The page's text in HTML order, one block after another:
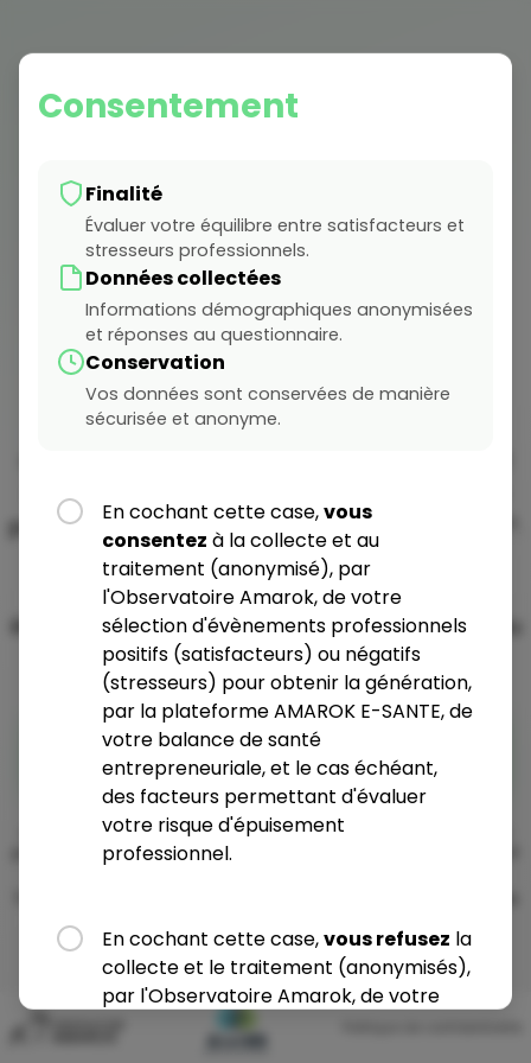
Consentement
Finalité
Évaluer votre équilibre entre satisfacteurs et
stresseurs professionnels.
Données collectées
Informations démographiques anonymisées
et réponses au questionnaire.
Conservation
Vos données sont conservées de manière
sécurisée et anonyme.
En cochant cette case,vous
consentez à la collecte et au
traitement (anonymisé), par
l'Observatoire Amarok, de votre
sélection d'évènements professionnels
positifs (satisfacteurs) ou négatifs
(stresseurs) pour obtenir la génération,
par la plateforme AMAROK E-SANTE, de
votre balance de santé
entrepreneuriale, et le cas échéant,
des facteurs permettant d'évaluer
votre risque d'épuisement
professionnel.
En cochant cette case,vous refusez la
collecte et le traitement (anonymisés),
par l'Observatoire Amarok, de votre
sélection d'évènements professionnels
positifs (satisfacteurs) ou négatifs
Évaluez votre indicateur
de santé globale
L'observatoire Amarok a pu identifier et
avoir des événements de vie entrepreneuriale
positifs (satisfacteurs) et négatifs (stresseurs)*.
Le test qui suit va permettre d'établir votre
indicateur de santé globale en fonction des
événements que vous avez pu rencontrer lors du
dernier mois.
Commencer
*LECHAT T. and O. TORRES (2017), "Stressors and satisfactors in
entrepreneurial activity: An event-based, mixed methods study
predicting small business owners' health", International Journal of
Innover, 2025/2, n°55, p. 114-125